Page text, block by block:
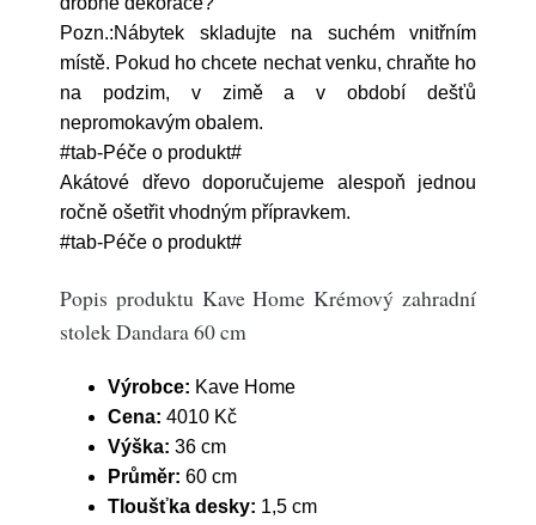
Pozn.:Nábytek skladujte na suchém vnitřním
místě. Pokud ho chcete nechat venku, chraňte ho
na podzim, v zimě a v období dešťů
nepromokavým obalem.
#tab-Péče o produkt#
Akátové dřevo doporučujeme alespoň jednou
ročně ošetřit vhodným přípravkem.
#tab-Péče o produkt#
Popis produktu Kave Home Krémový zahradní
stolek Dandara 60 cm
Výrobce: Kave Home
Cena: 4010 Kč
Výška: 36 cm
Průměr: 60 cm
Tloušťka desky: 1,5 cm